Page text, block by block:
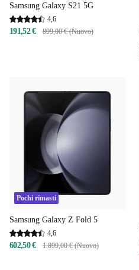
Samsung Galaxy S21 5G
4,6
191,52 € 899,00 € (Nuovo)
Pochi rimasti
Samsung Galaxy Z Fold 5
4,6
602,50 € 1.899,00 € (Nuovo)